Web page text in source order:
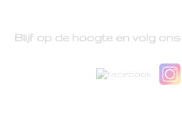
Blijf op de hoogte en volg